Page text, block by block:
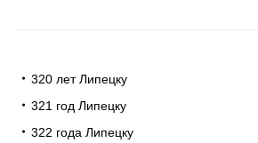
320 лет Липецку
321 год Липецку
322 года Липецку